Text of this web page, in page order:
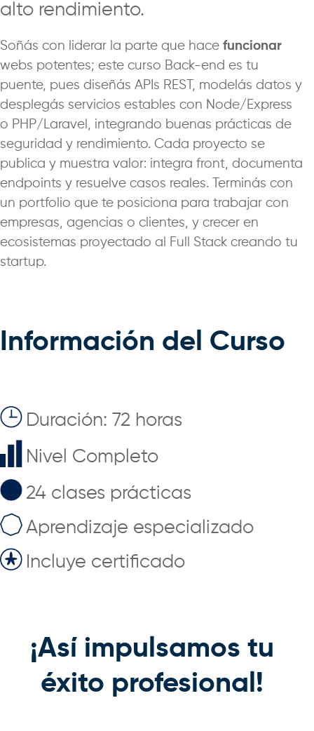
alto rendimiento.
Soñás con liderar la parte que hace funcionar
webs potentes; este curso Back-end es tu
puente, pues diseñás APIs REST, modelás datos y
desplegás servicios estables con Node/Express
o PHP/Laravel, integrando buenas prácticas de
seguridad y rendimiento. Cada proyecto se
publica y muestra valor: integra front, documenta
endpoints y resuelve casos reales. Terminás con
un portfolio que te posiciona para trabajar con
empresas, agencias o clientes, y crecer en
ecosistemas proyectado al Full Stack creando tu
startup.
Información del Curso
Duración: 72 horas
Nivel Completo
24 clases prácticas
Aprendizaje especializado
Incluye certificado
¡Así impulsamos tu
éxito profesional!